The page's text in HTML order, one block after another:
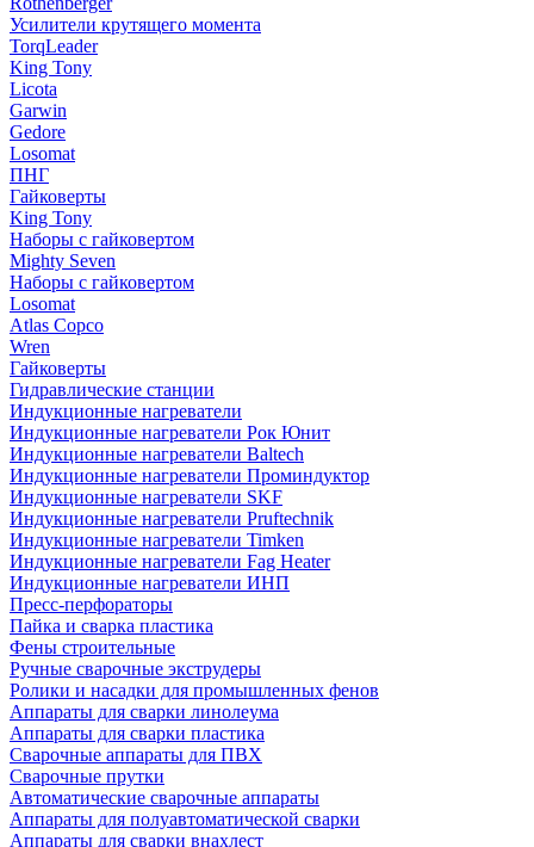
Усилители крутящего момента
TorqLeader
King Tony
Licota
Garwin
Gedore
Losomat
ПНГ
Гайковерты
King Tony
Наборы с гайковертом
Mighty Seven
Наборы с гайковертом
Losomat
Atlas Copco
Wren
Гайковерты
Гидравлические станции
Индукционные нагреватели
Индукционные нагреватели Рок Юнит
Индукционные нагреватели Baltech
Индукционные нагреватели Проминдуктор
Индукционные нагреватели SKF
Индукционные нагреватели Pruftechnik
Индукционные нагреватели Timken
Индукционные нагреватели Fag Heater
Индукционные нагреватели ИНП
Пресс-перфораторы
Пайка и сварка пластика
Фены строительные
Ручные сварочные экструдеры
Ролики и насадки для промышленных фенов
Аппараты для сварки линолеума
Аппараты для сварки пластика
Сварочные аппараты для ПВХ
Сварочные прутки
Автоматические сварочные аппараты
Аппараты для полуавтоматической сварки
Аппараты для сварки внахлест